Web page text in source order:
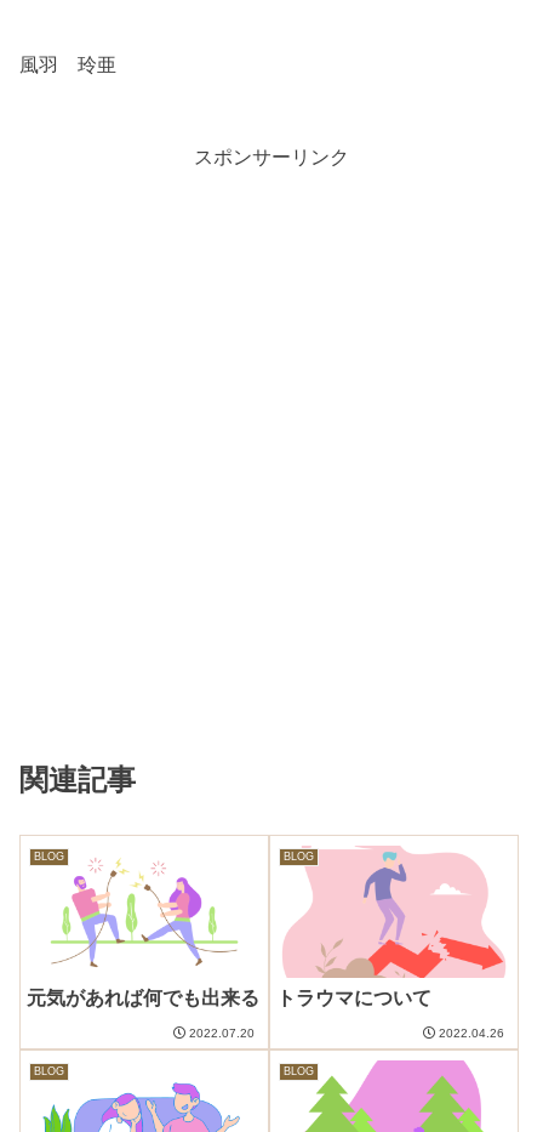
風羽 玲亜
スポンサーリンク
関連記事
BLOG
元気があれば何でも出来る
2022.07.20
BLOG
トラウマについて
2022.04.26
BLOG BLOG